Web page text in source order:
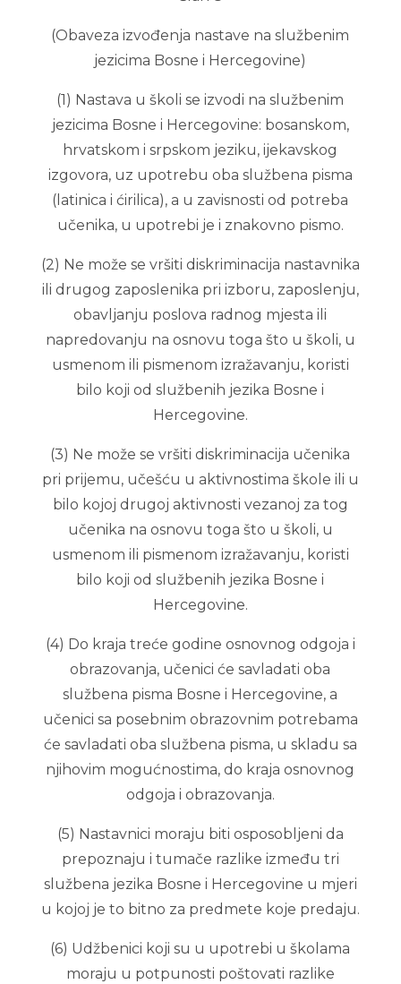
(Obaveza izvođenja nastave na službenim
jezicima Bosne i Hercegovine)
(1) Nastava u školi se izvodi na službenim
jezicima Bosne i Hercegovine: bosanskom,
hrvatskom i srpskom jeziku, ijekavskog
izgovora, uz upotrebu oba službena pisma
(latinica i ćirilica), a u zavisnosti od potreba
učenika, u upotrebi je i znakovno pismo.
(2) Ne može se vršiti diskriminacija nastavnika
ili drugog zaposlenika pri izboru, zaposlenju,
obavljanju poslova radnog mjesta ili
napredovanju na osnovu toga što u školi, u
usmenom ili pismenom izražavanju, koristi
bilo koji od službenih jezika Bosne i
Hercegovine.
(3) Ne može se vršiti diskriminacija učenika
pri prijemu, učešću u aktivnostima škole ili u
bilo kojoj drugoj aktivnosti vezanoj za tog
učenika na osnovu toga što u školi, u
usmenom ili pismenom izražavanju, koristi
bilo koji od službenih jezika Bosne i
Hercegovine.
(4) Do kraja treće godine osnovnog odgoja i
obrazovanja, učenici će savladati oba
službena pisma Bosne i Hercegovine, a
učenici sa posebnim obrazovnim potrebama
će savladati oba službena pisma, u skladu sa
njihovim mogućnostima, do kraja osnovnog
odgoja i obrazovanja.
(5) Nastavnici moraju biti osposobljeni da
prepoznaju i tumače razlike između tri
službena jezika Bosne i Hercegovine u mjeri
u kojoj je to bitno za predmete koje predaju.
(6) Udžbenici koji su u upotrebi u školama
moraju u potpunosti poštovati razlike